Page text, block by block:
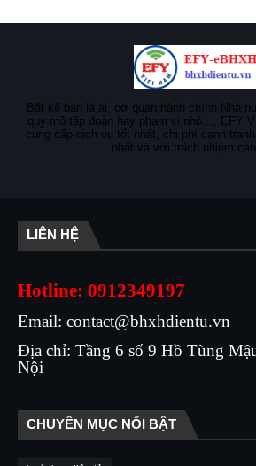
Bất kể bạn là ai, cơ quan hành chính Nhà
quy mô tập đoàn hay phạm vi nhỏ…, EFY
cung cấp dịch vụ tốt nhất, chi phí cạnh
nhất và với trách nhiệm cao
LIÊN HỆ
Hotline: 0912349197
Email: contact@bhxhdientu.vn
Địa chỉ: Tầng 6 số 9 Hồ Tùng
Nội
CHUYÊN MỤC NỔI BẬT